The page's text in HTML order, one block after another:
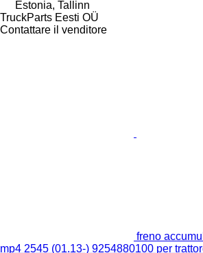
Estonia, Tallinn
TruckParts Eesti OÜ
Contattare il venditore
freno
mp4 2545 (01.13-) 9254880100 per